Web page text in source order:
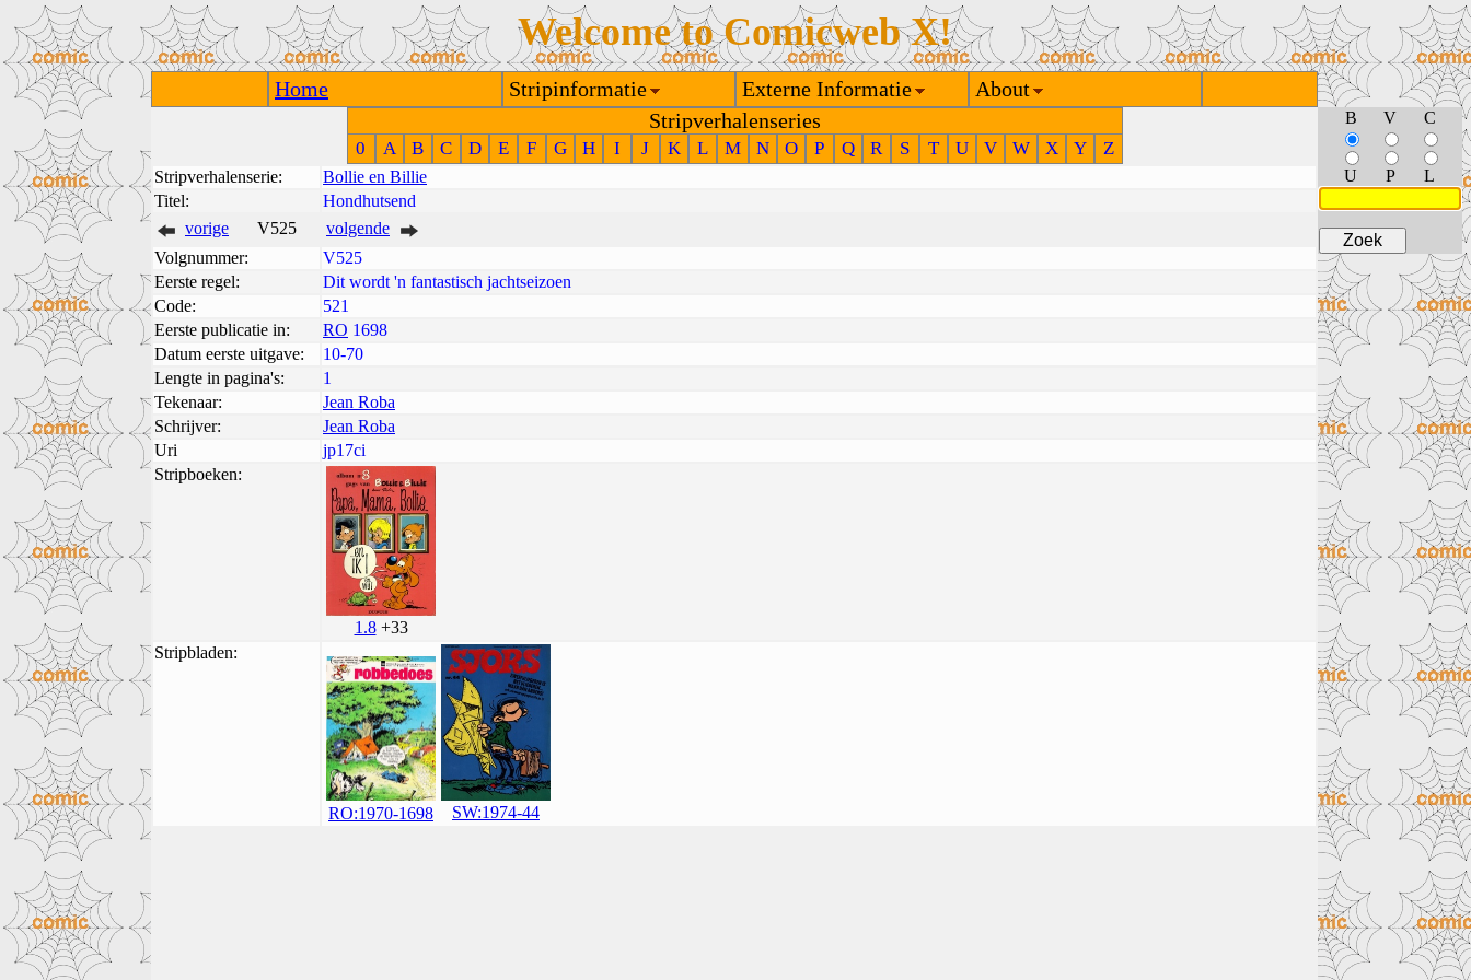
Welcome to Comicweb X!
Home Stripinformatie Externe Informatie
About
Stripverhalenseries
0 A B C D E F G H I J K L M N O P Q R S T U V W X Y Z
Stripverhalenserie:
Bollie en Billie
Titel:
Hondhutsend
vorige
V525
volgende
Volgnummer:
V525
Eerste regel:
Dit wordt 'n fantastisch jachtseizoen
Code:
521
Eerste publicatie in:
RO 1698
Datum eerste uitgave:
10-70
Lengte in pagina's:
1
Tekenaar:
Jean Roba
Schrijver:
Jean Roba
Uri
jp17ci
Stripboeken:
1.8+33
Stripbladen:
RO:1970-1698 SW:1974-44
B V C
U P L